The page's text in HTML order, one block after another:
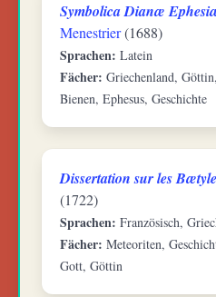
Symbolica Dianæ
Menestrier(1688)
Sprachen: Latein
Fächer: Griechenland,
Bienen, Ephesus, Geschichte
Dissertation sur les
(1722)
Sprachen: Französisch,
Fächer: Meteoriten,
Gott, Göttin